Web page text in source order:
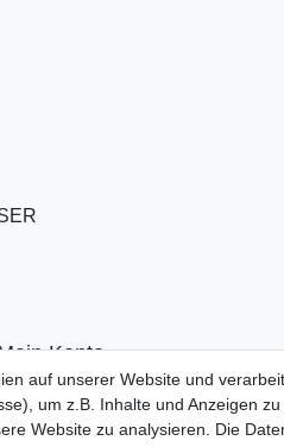
Konto
auf unserer Website und
um z.B. Inhalte und Anzeigen
Website zu analysieren. Die